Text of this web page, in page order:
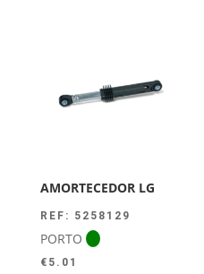
AMORTECEDOR LG
REF: 5258129
PORTO
€ 5.01